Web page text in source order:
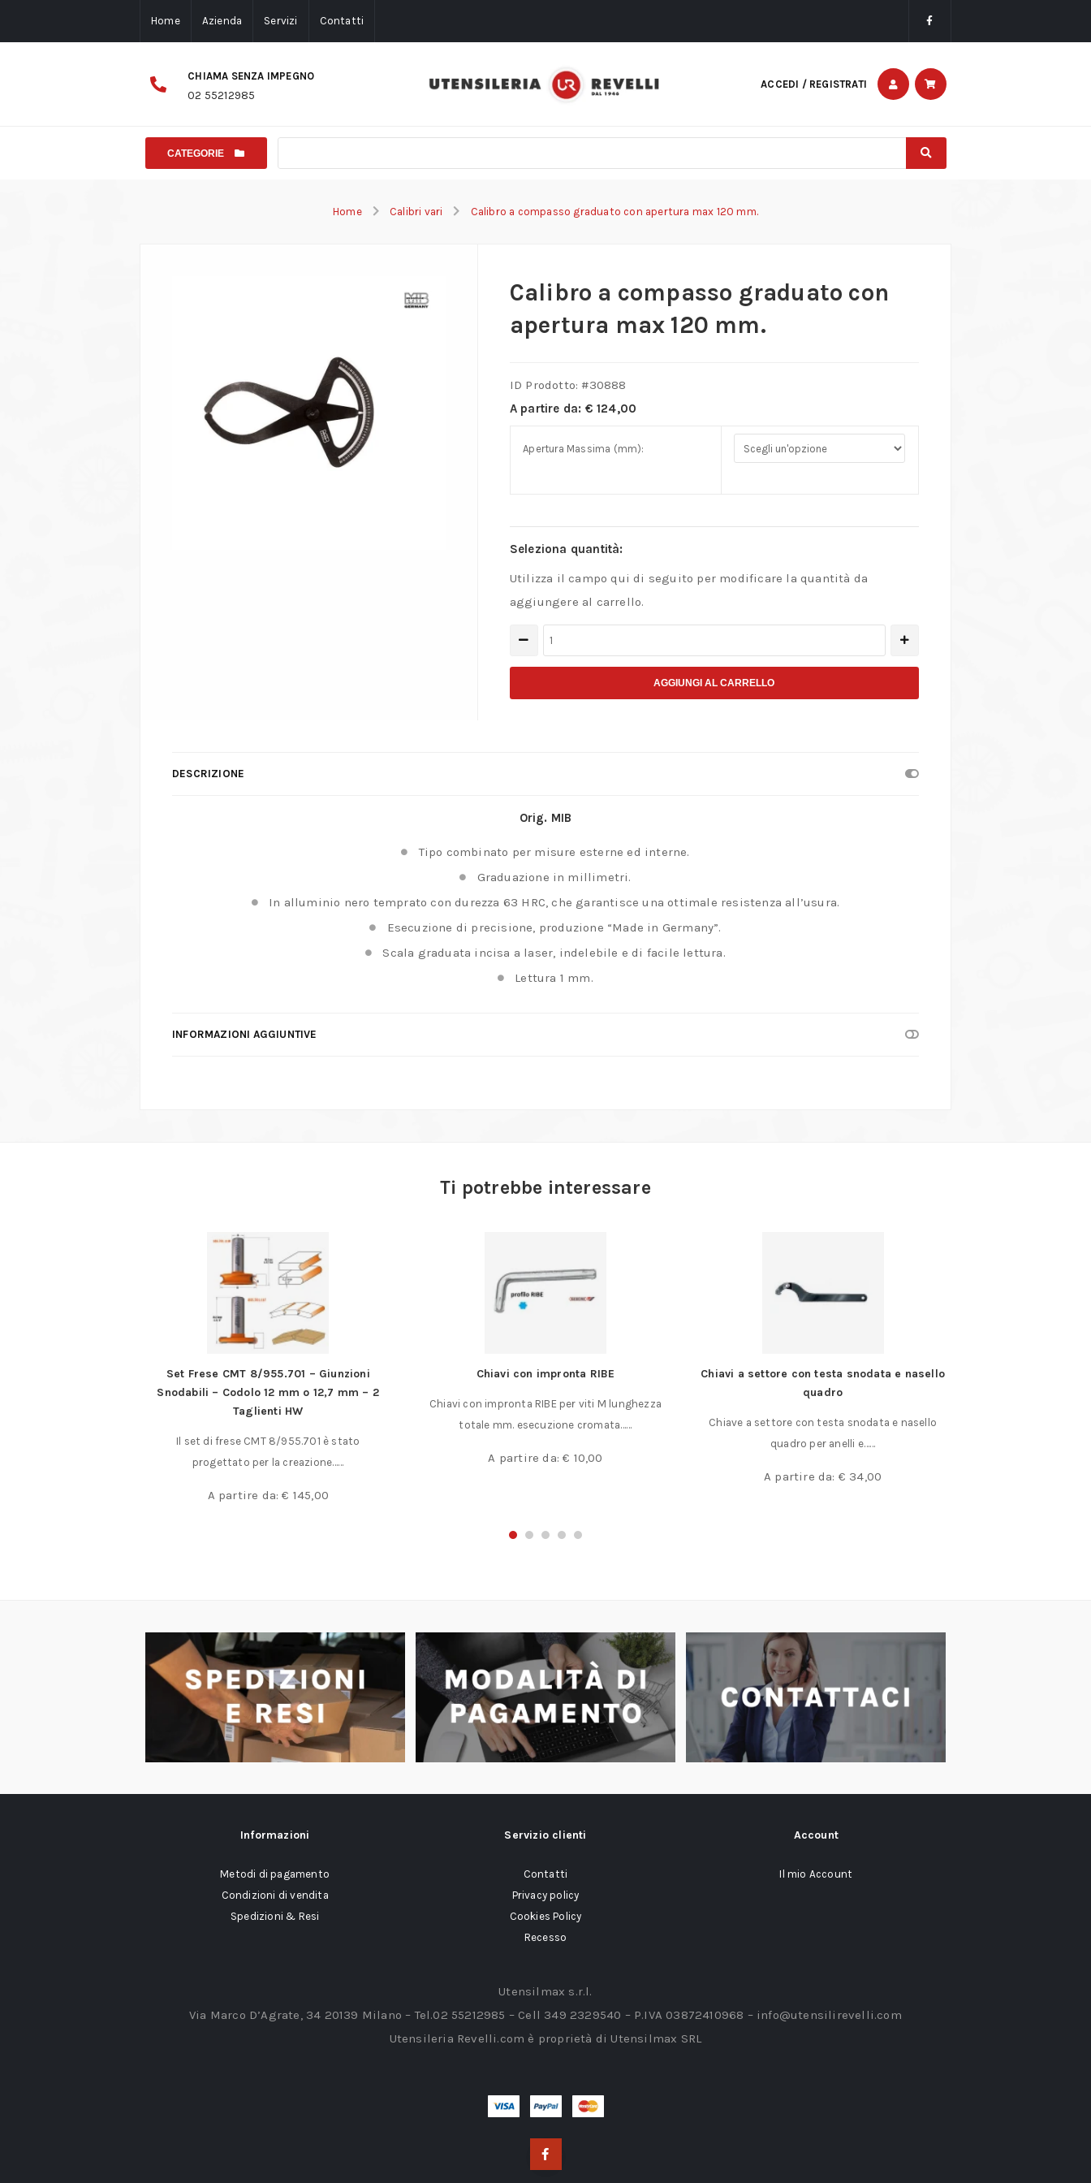
Home Azienda Servizi Contatti
CHIAMA SENZA IMPEGNO
02 55212985
ACCEDI / REGISTRATI
CATEGORIE
Home Calibri vari Calibro a compasso graduato con apertura max 120 mm.
Calibro a compasso graduato con
apertura max 120 mm.
ID Prodotto: #30888
A partire da: € 124,00
Apertura Massima (mm):
Seleziona quantità:
Utilizza il campo qui di seguito per modificare la quantità da
aggiungere al carrello.
Calibro
mm.
quantità
AGGIUNGI AL CARRELLO
DESCRIZIONE
Orig. MIB
Tipo combinato per misure esterne ed interne.
Graduazione in millimetri.
In alluminio nero temprato con durezza 63 HRC, che garantisce una ottimale resistenza all’usura.
Esecuzione di precisione, produzione “Made in Germany”.
Scala graduata incisa a laser, indelebile e di facile lettura.
Lettura 1 mm.
INFORMAZIONI AGGIUNTIVE
Ti potrebbe interessare
Set Frese CMT 8/955.701 – Giunzioni
Snodabili – Codolo 12 mm o 12,7 mm – 2
Taglienti HW
Il set di frese CMT 8/955.701 è stato
progettato per la creazione……
A partire da:€ 145,00
Chiavi con impronta RIBE
Chiavi con impronta RIBE per viti M lunghezza
totale mm. esecuzione cromata……
A partire da:€ 10,00
Chiavi a settore con testa snodata e nasello
quadro
Chiave a settore con testa snodata e nasello
quadro per anelli e……
A partire da: € 34,00
Informazioni
Metodi di pagamento
Condizioni di vendita
Spedizioni & Resi
Servizio clienti
Contatti
Privacy policy
Cookies Policy
Recesso
Account
Il mio Account
Utensilmax s.r.l.
Via Marco D’Agrate, 34 20139 Milano – Tel.02 55212985 – Cell 349 2329540 – P.IVA 03872410968 – info@utensilirevelli.com
Utensileria Revelli.com è proprietà di Utensilmax SRL